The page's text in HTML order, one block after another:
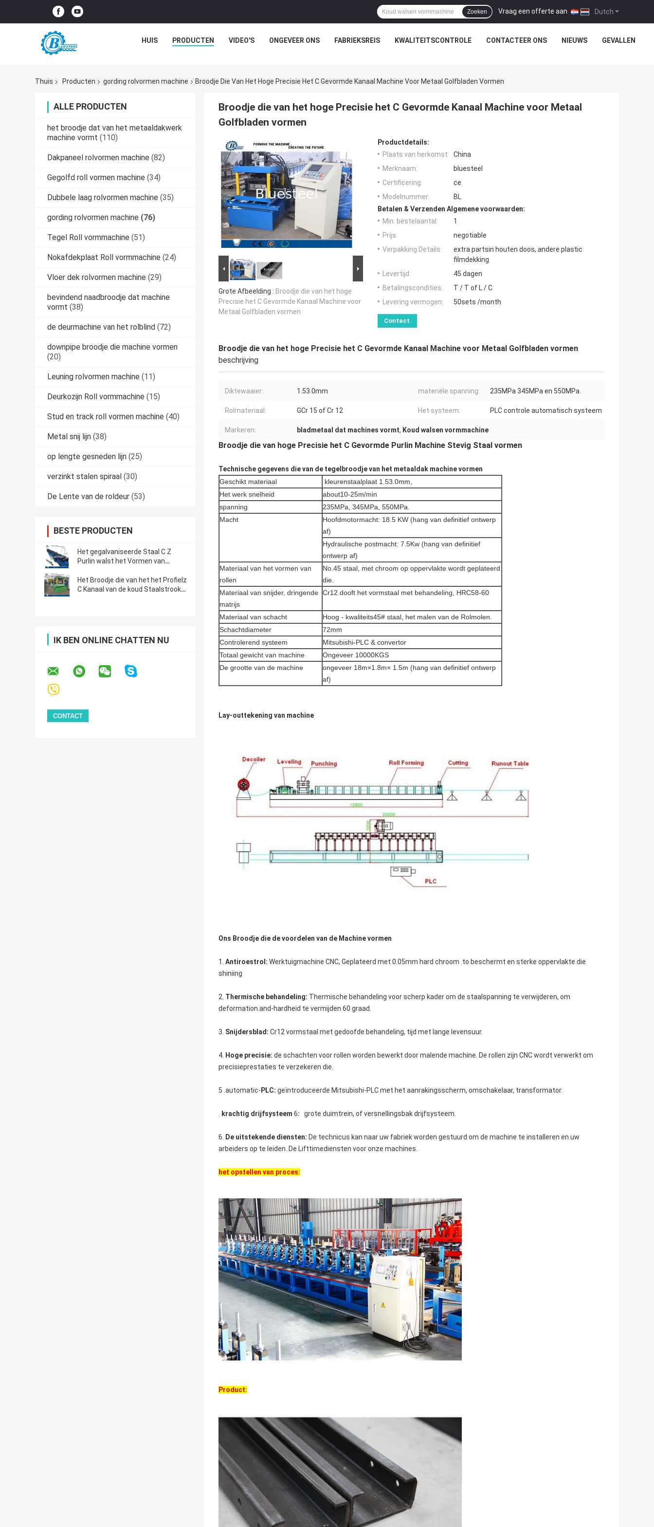
Dutch
Vraag een offerte aan |
Zoeken
HUIS PRODUCTEN VIDEO'S ONGEVEER ONS FABRIEKSREIS KWALITEITSCONTROLE CONTACTEER ONS NIEUWS GEVALLEN
Thuis Producten gording rolvormen machine Broodje Die Van Het Hoge Precisie Het C Gevormde Kanaal Machine Voor Metaal Golfbladen Vormen
ALLE PRODUCTEN
het broodje dat van het metaaldakwerk
machine vormt (110)
Dakpaneel rolvormen machine (82)
Gegolfd roll vormen machine (34)
Dubbele laag rolvormen machine (35)
gording rolvormen machine (76)
Tegel Roll vormmachine (51)
Nokafdekplaat Roll vormmachine (24)
Vloer dek rolvormen machine (29)
bevindend naadbroodje dat machine
vormt (38)
de deurmachine van het rolblind (72)
downpipe broodje die machine vormen
(20)
Leuning rolvormen machine (11)
Deurkozijn Roll vormmachine (15)
Stud en track roll vormen machine (40)
Metal snij lijn (38)
op lengte gesneden lijn (25)
verzinkt stalen spiraal (30)
De Lente van de roldeur (53)
BESTE PRODUCTEN
Het gegalvaniseerde Staal C Z
Purlin walst het Vormen van
koud
Het Broodje die van het het Profielz
C Kanaal van de koud Staalstrook
IK BEN ONLINE CHATTEN NU
Broodje die van het hoge Precisie het C Gevormde Kanaal Machine voor Metaal
Golfbladen vormen
Grote Afbeelding : Broodje die van het hoge
Precisie het C Gevormde Kanaal Machine voor
Metaal Golfbladen vormen
Productdetails:
Plaats van herkomst:
China
Merknaam:
bluesteel
Certificering:
ce
Modelnummer:
BL
Betalen & Verzenden Algemene voorwaarden:
Min. bestelaantal:
1
Prijs:
negotiable
Verpakking Details:
extra partsin houten doos, andere plastic
filmdekking
Levertijd:
45 dagen
Betalingscondities:
T / T of L / C
Levering vermogen:
50sets /month
Contact
Broodje die van het hoge Precisie het C Gevormde Kanaal Machine voor Metaal Golfbladen vormen
beschrijving
Diktewaaier: 1.53.0mm materiële spanning: 235MPa 345MPa en 550MPa.
Rolmateriaal: GCr 15 of Cr 12 Het systeem: PLC controle automatisch systeem
Markeren: bladmetaal dat machines vormt, Koud walsen vormmachine
Broodje die van hoge Precisie het C Gevormde Purlin Machine Stevig Staal vormen
Technische gegevens die van de tegelbroodje van het metaaldak machine vormen
Geschikt materiaal
kleurenstaalplaat 1.53.0mm,
Het werk snelheid
about10-25m/min
spanning
235MPa, 345MPa, 550MPa.
Macht
Hoofdmotormacht: 18.5 KW (hang van definitief ontwerp
af)
Hydraulische postmacht: 7.5Kw (hang van definitief
ontwerp af)
Materiaal van het vormen van
rollen
No.45 staal, met chroom op oppervlakte wordt geplateerd
die.
Materiaal van snijder, dringende
matrijs
Cr12 dooft het vormstaal met behandeling, HRC58-60
Materiaal van schacht
Hoog - kwaliteits45# staal, het malen van de Rolmolen.
Schachtdiameter
72mm
Controlerend systeem
Mitsubishi-PLC & convertor
Totaal gewicht van machine
Ongeveer 10000KGS
De grootte van de machine
ongeveer 18m×1.8m× 1.5m (hang van definitief ontwerp
af)
Lay-outtekening van machine
Ons Broodje die de voordelen van de Machine vormen
1. Antiroestrol: Werktuigmachine CNC, Geplateerd met 0.05mm hard chroom .to beschermt en sterke oppervlakte die
shiniing
2. Thermische behandeling: Thermische behandeling voor scherp kader om de staalspanning te verwijderen, om
deformation.and-hardheid te vermijden 60 graad.
3. Snijdersblad: Cr12 vormstaal met gedoofde behandeling, tijd met lange levensuur.
4. Hoge precisie: de schachten voor rollen worden bewerkt door malende machine. De rollen zijn CNC wordt verwerkt om
precisieprestaties te verzekeren die.
5 .automatic- PLC: geïntroduceerde Mitsubishi-PLC met het aanrakingsscherm, omschakelaar, transformator.
krachtig drijfsysteem 6: grote duimtrein, of versnellingsbak drijfsysteem.
6. De uitstekende diensten: De technicus kan naar uw fabriek worden gestuurd om de machine te installeren en uw
arbeiders op te leiden. De Lifttimediensten voor onze machines.
het opstellen van proces:
Product: